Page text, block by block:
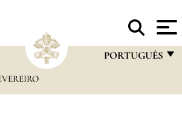
PORTUGUÊS